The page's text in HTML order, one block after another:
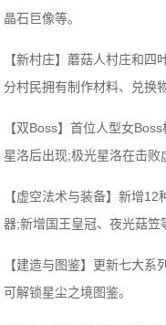
晶石巨像等。
【新村庄】蘑菇人村庄和
分村民拥有制作材料、兑换
【双Boss】首位人型女
星洛后出现;极光星洛在击败
【虚空法术与装备】新增
器;新增国王皇冠、夜光菇笠
【建造与图鉴】更新七大
可解锁星尘之境图鉴。